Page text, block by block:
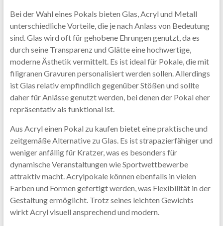
Bei der Wahl eines Pokals bieten Glas, Acryl und Metall
unterschiedliche Vorteile, die je nach Anlass von Bedeutung
sind. Glas wird oft für gehobene Ehrungen genutzt, da es
durch seine Transparenz und Glätte eine hochwertige,
moderne Ästhetik vermittelt. Es ist ideal für Pokale, die mit
filigranen Gravuren personalisiert werden sollen. Allerdings
ist Glas relativ empfindlich gegenüber Stößen und sollte
daher für Anlässe genutzt werden, bei denen der Pokal eher
repräsentativ als funktional ist.
Aus Acryl einen Pokal zu kaufen bietet eine praktische und
zeitgemäße Alternative zu Glas. Es ist strapazierfähiger und
weniger anfällig für Kratzer, was es besonders für
dynamische Veranstaltungen wie Sportwettbewerbe
attraktiv macht. Acrylpokale können ebenfalls in vielen
Farben und Formen gefertigt werden, was Flexibilität in der
Gestaltung ermöglicht. Trotz seines leichten Gewichts
wirkt Acryl visuell ansprechend und modern.